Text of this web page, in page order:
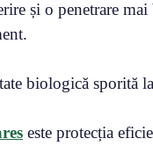
și o penetrare
biologică sporită
este protecția